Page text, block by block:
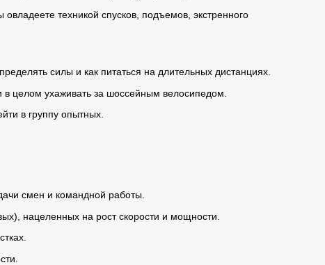
техникой спусков, подъемов, экстренного
силы и как питаться на длительных дистанциях.
целом ухаживать за шоссейным велосипедом.
в группу опытных.
смен и командной работы.
нацеленных на рост скорости и мощности.